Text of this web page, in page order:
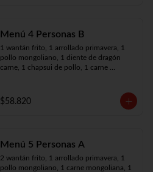
Menú 4 Personas B
1 wantán frito, 1 arrollado primavera, 1
pollo mongoliano, 1 diente de dragón
carne, 1 chapsui de pollo, 1 carne
$58.820
Menú 5 Personas A
2 wantán frito, 1 arrollado primavera, 1
pollo mongoliano, 1 carne mongoliana, 1